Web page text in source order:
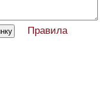
Правила